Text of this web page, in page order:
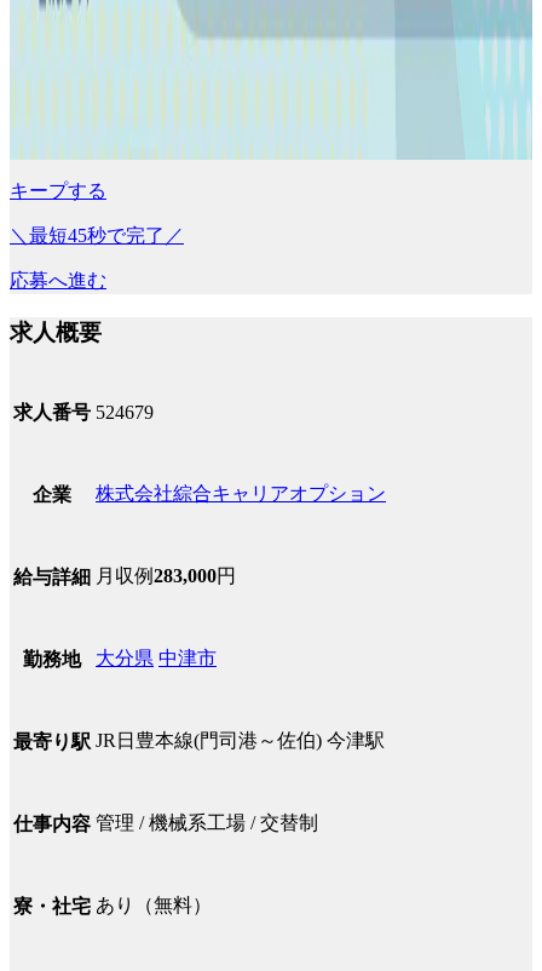
キープする
＼最短45秒で完了／
応募へ進む
求人概要
求人番号 524679
企業 株式会社綜合キャリアオプション
給与詳細 月収例283,000円
勤務地 大分県 中津市
最寄り駅 JR日豊本線(門司港～佐伯) 今津駅
仕事内容 管理 / 機械系工場 / 交替制
寮・社宅 あり（無料）